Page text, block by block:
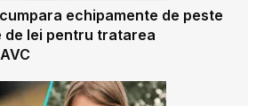
echipamente de peste
de lei pentru tratarea